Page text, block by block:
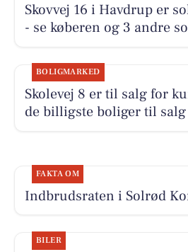
Skovvej 16 i Havdrup er
- se køberen og 3 andre
BOLIGMARKED
Skolevej 8 er til salg for
de billigste boliger til
FAKTA OM
Indbrudsraten i Solrød
BILER